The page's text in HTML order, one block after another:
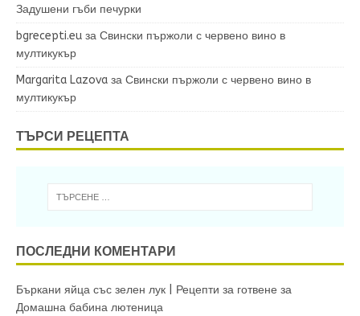
Задушени гъби печурки
bgrecepti.eu за Свински пържоли с червено вино в
мултикукър
Margarita Lazova за Свински пържоли с червено вино в
мултикукър
ТЪРСИ РЕЦЕПТА
ПОСЛЕДНИ КОМЕНТАРИ
Бъркани яйца със зелен лук | Рецепти за готвене за
Домашна бабина лютеница